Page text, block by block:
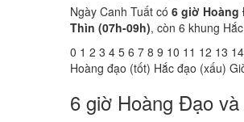
Ngày Canh Tuất có 6 giờ Hoàng
Thìn (07h-09h), còn 6 khung
0 1 2 3 4 5 6 7 8 9 10 11 12 13 14
Hoàng đạo (tốt) Hắc đạo (xấu)
6 giờ Hoàng Đạo